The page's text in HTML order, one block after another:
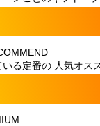
る定番の 人気オス